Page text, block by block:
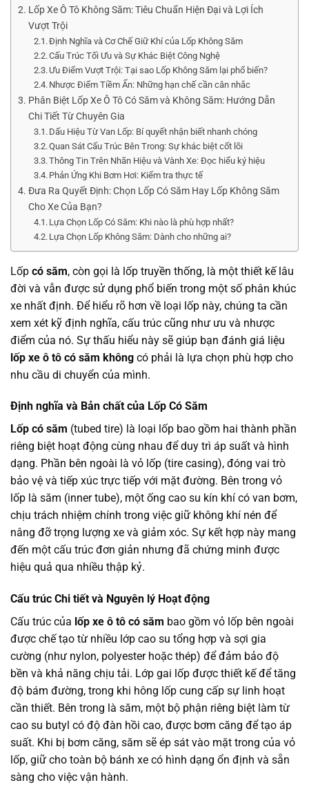
Lốp Xe Ô Tô Không Săm: Tiêu Chuẩn Hiện Đại và Lợi Ích
Vượt Trội
Định Nghĩa và Cơ Chế Giữ Khí của Lốp Không Săm
Cấu Trúc Tối Ưu và Sự Khác Biệt Công Nghệ
Ưu Điểm Vượt Trội: Tại sao Lốp Không Săm lại phổ biến?
Nhược Điểm Tiềm Ẩn: Những hạn chế cần cân nhắc
Phân Biệt Lốp Xe Ô Tô Có Săm và Không Săm: Hướng Dẫn
Chi Tiết Từ Chuyên Gia
Dấu Hiệu Từ Van Lốp: Bí quyết nhận biết nhanh chóng
Quan Sát Cấu Trúc Bên Trong: Sự khác biệt cốt lõi
Thông Tin Trên Nhãn Hiệu và Vành Xe: Đọc hiểu ký hiệu
Phản Ứng Khi Bơm Hơi: Kiểm tra thực tế
Đưa Ra Quyết Định: Chọn Lốp Có Săm Hay Lốp Không Săm
Cho Xe Của Bạn?
Lựa Chọn Lốp Có Săm: Khi nào là phù hợp nhất?
Lựa Chọn Lốp Không Săm: Dành cho những ai?
Lốp có săm, còn gọi là lốp truyền thống, là một thiết kế lâu
đời và vẫn được sử dụng phổ biến trong một số phân khúc
xe nhất định. Để hiểu rõ hơn về loại lốp này, chúng ta cần
xem xét kỹ định nghĩa, cấu trúc cũng như ưu và nhược
điểm của nó. Sự thấu hiểu này sẽ giúp bạn đánh giá liệu
lốp xe ô tô có săm không có phải là lựa chọn phù hợp cho
nhu cầu di chuyển của mình.
Định nghĩa và Bản chất của Lốp Có Săm
Lốp có săm (tubed tire) là loại lốp bao gồm hai thành phần
riêng biệt hoạt động cùng nhau để duy trì áp suất và hình
dạng. Phần bên ngoài là vỏ lốp (tire casing), đóng vai trò
bảo vệ và tiếp xúc trực tiếp với mặt đường. Bên trong vỏ
lốp là săm (inner tube), một ống cao su kín khí có van bơm,
chịu trách nhiệm chính trong việc giữ không khí nén để
nâng đỡ trọng lượng xe và giảm xóc. Sự kết hợp này mang
đến một cấu trúc đơn giản nhưng đã chứng minh được
hiệu quả qua nhiều thập kỷ.
Cấu trúc Chi tiết và Nguyên lý Hoạt động
Cấu trúc của lốp xe ô tô có săm bao gồm vỏ lốp bên ngoài
được chế tạo từ nhiều lớp cao su tổng hợp và sợi gia
cường (như nylon, polyester hoặc thép) để đảm bảo độ
bền và khả năng chịu tải. Lớp gai lốp được thiết kế để tăng
độ bám đường, trong khi hông lốp cung cấp sự linh hoạt
cần thiết. Bên trong là săm, một bộ phận riêng biệt làm từ
cao su butyl có độ đàn hồi cao, được bơm căng để tạo áp
suất. Khi bị bơm căng, săm sẽ ép sát vào mặt trong của vỏ
lốp, giữ cho toàn bộ bánh xe có hình dạng ổn định và sẵn
sàng cho việc vận hành.